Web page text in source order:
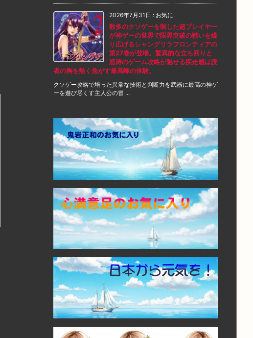
2026年7月31日 : お気に
数多のクソゲーを制した超プレイヤー
が神ゲーの世界で限界突破の戦いを繰
り広げるシャングリラフロンティアの
第27巻が登場。驚異的な立ち回りと
怒涛のゲーム攻略が魅せる疾走感は読
者の胸を熱く焦がす最高峰の体験。
クソゲー攻略で培った異常な技術と判断力を武器に最高の神ゲ
ーを遊び尽くす主人公の冒 ...